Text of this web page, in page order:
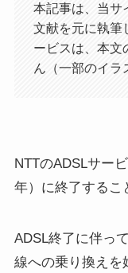
本記事は、当サ
文献を元に執筆
ービスは、本文
ん（一部のイラ
NTTのADSLサー
年）に終了するこ
ADSL終了に伴っ
線への乗り換えを